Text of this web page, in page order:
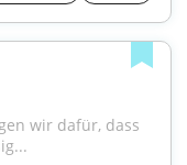
wir dafür, dass